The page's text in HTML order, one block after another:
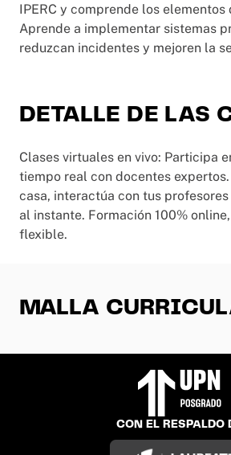
IPERC y comprende los elementos
Aprende a implementar sistemas
reduzcan incidentes y mejoren la
DETALLE DE LAS
Clases virtuales en vivo: Participa
tiempo real con docentes
casa, interactúa con tus
al instante. Formación 100%
flexible.
MALLA
CON EL RESPALDO